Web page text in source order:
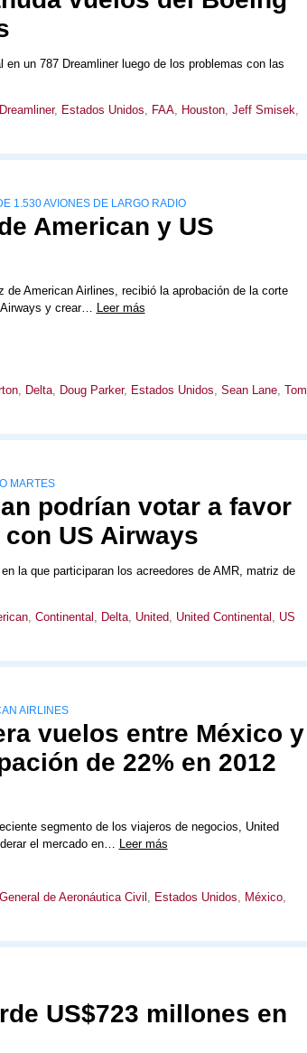
un 787 Dreamliner luego de los problemas con las
Dreamliner, Estados Unidos, FAA, Houston, Jeff Smisek,
1.530 AVIONES DE LARGO RADIO
American y US
de American Airlines, recibió la aprobación de la corte
y crear… Leer más
, Delta, Doug Parker, Estados Unidos, Sean Lane, Tom
MARTES
podrían votar a favor
US Airways
la que participaran los acreedores de AMR, matriz de
, Continental , Delta, United, United Continental , US
AIRLINES
vuelos entre México y
de 22% en 2012
segmento de los viajeros de negocios, United
el mercado en… Leer más
de Aeronáutica Civil , Estados Unidos, México,
US$723 millones en